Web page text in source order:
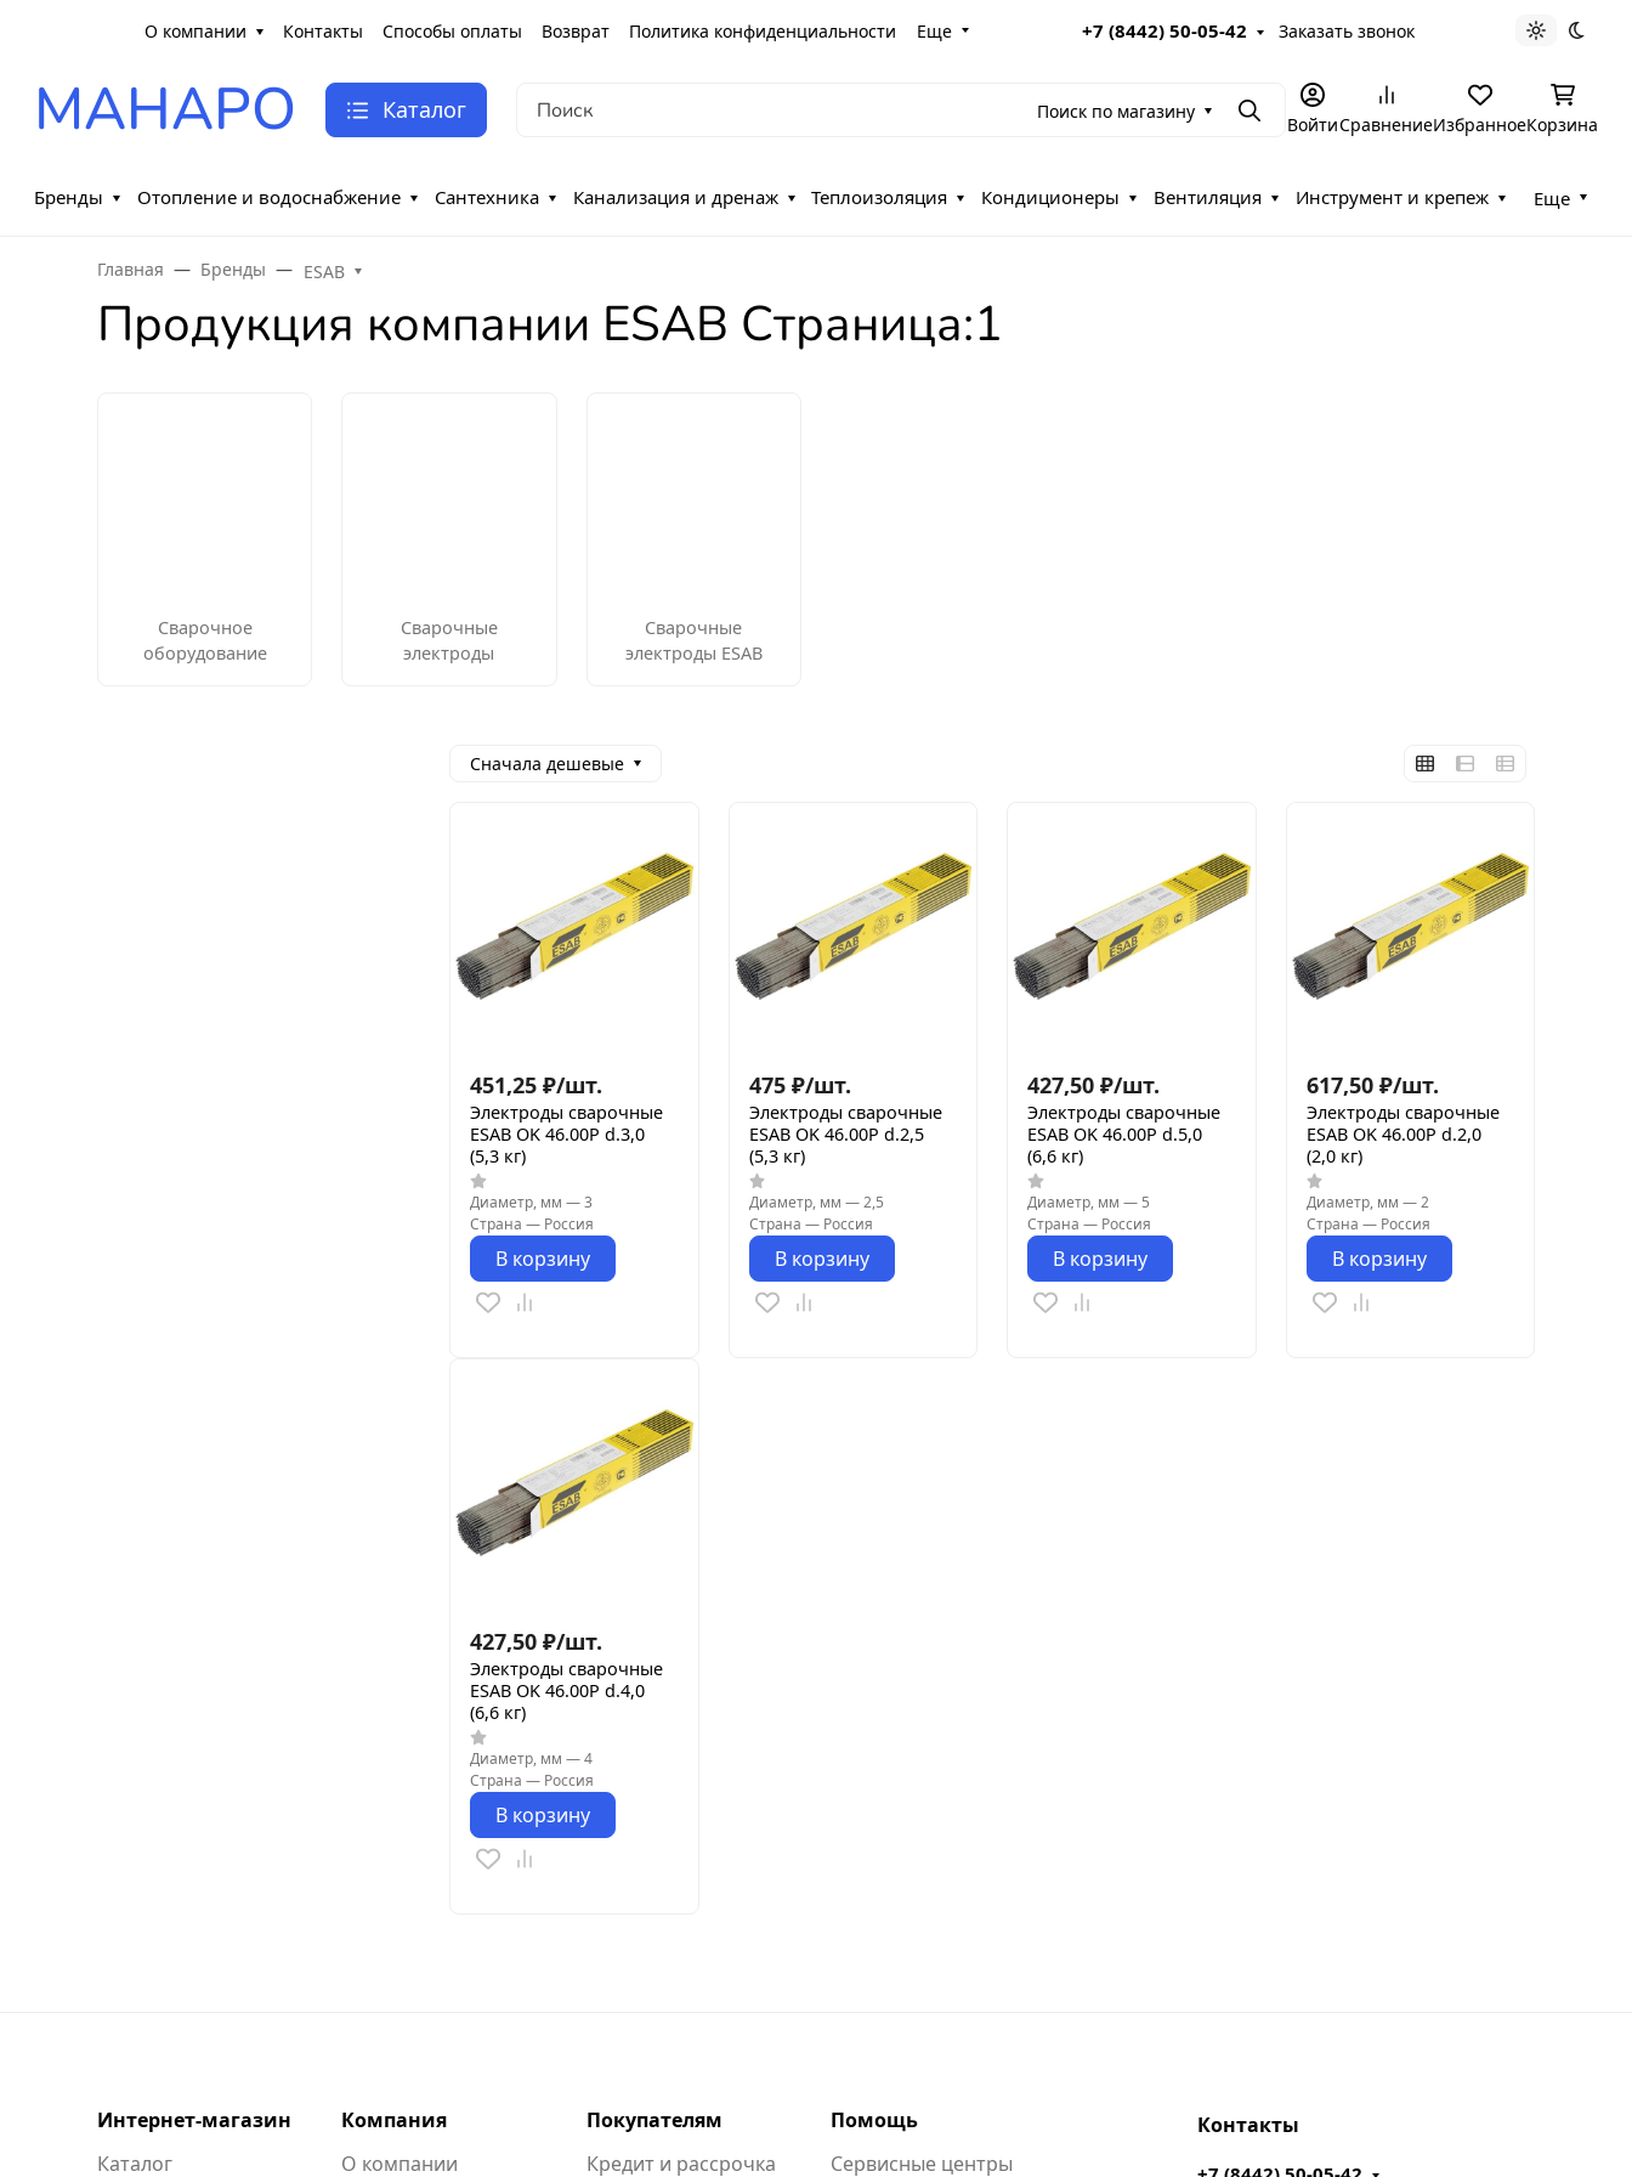
О компании Контакты Способы оплаты Возврат Политика конфиденциальности Еще +7 (8442) 50-05-42 Заказать звонок Светлая
МАНАРО Каталог Поиск по магазину ПоискВойтиСравнениеИзбранноеКорзина
Бренды Отопление и водоснабжение Сантехника Канализация и дренаж Теплоизоляция Кондиционеры Вентиляция Инструмент и крепеж Еще
Главная Бренды ESAB
Продукция компании ESAB Страница:1
Сварочное
оборудование
Сварочные
электроды
Сварочные
электроды ESAB
Сначала дешевые
451,25 ₽/шт.
Электроды сварочные
ESAB OK 46.00Р d.3,0
(5,3 кг)
Диаметр, мм —3
Страна — Россия
В корзину
475 ₽/шт.
Электроды сварочные
ESAB OK 46.00Р d.2,5
(5,3 кг)
Диаметр, мм —2,5
Страна — Россия
В корзину
427,50 ₽/шт.
Электроды сварочные
ESAB OK 46.00Р d.5,0
(6,6 кг)
Диаметр, мм — 5
Страна — Россия
В корзину
617,50 ₽/шт.
Электроды сварочные
ESAB OK 46.00Р d.2,0
(2,0 кг)
Диаметр, мм —2
Страна — Россия
В корзину
427,50 ₽/шт.
Электроды сварочные
ESAB OK 46.00Р d.4,0
(6,6 кг)
Диаметр, мм —4
Страна — Россия
В корзину
Интернет-магазин
Каталог
Компания
О компании
Покупателям
Кредит и рассрочка
Помощь
Сервисные центры
Контакты